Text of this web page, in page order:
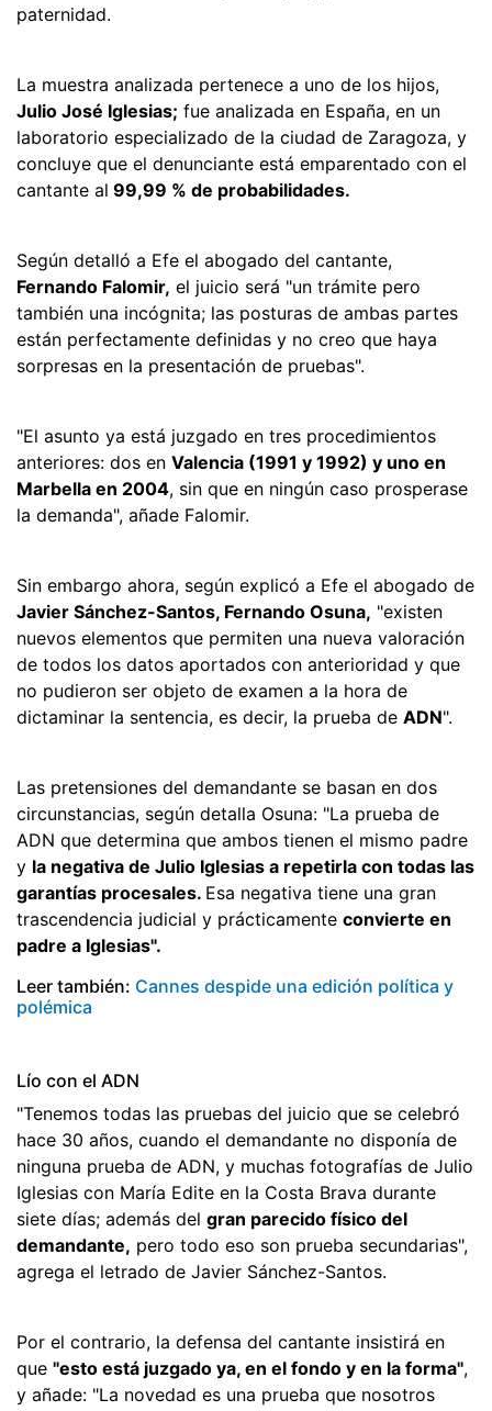
paternidad.
La muestra analizada pertenece a uno de los hijos,
Julio José Iglesias; fue analizada en España, en un
laboratorio especializado de la ciudad de Zaragoza, y
concluye que el denunciante está emparentado con el
cantante al 99,99 % de probabilidades.
Según detalló a Efe el abogado del cantante,
Fernando Falomir, el juicio será "un trámite pero
también una incógnita; las posturas de ambas partes
están perfectamente definidas y no creo que haya
sorpresas en la presentación de pruebas".
"El asunto ya está juzgado en tres procedimientos
anteriores: dos en Valencia (1991 y 1992) y uno en
Marbella en 2004, sin que en ningún caso prosperase
la demanda", añade Falomir.
Sin embargo ahora, según explicó a Efe el abogado de
Javier Sánchez-Santos, Fernando Osuna, "existen
nuevos elementos que permiten una nueva valoración
de todos los datos aportados con anterioridad y que
no pudieron ser objeto de examen a la hora de
dictaminar la sentencia, es decir, la prueba de ADN".
Las pretensiones del demandante se basan en dos
circunstancias, según detalla Osuna: "La prueba de
ADN que determina que ambos tienen el mismo padre
y la negativa de Julio Iglesias a repetirla con todas las
garantías procesales. Esa negativa tiene una gran
trascendencia judicial y prácticamente convierte en
padre a Iglesias".
Leer también: Cannes despide una edición política y
polémica
Lío con el ADN
"Tenemos todas las pruebas del juicio que se celebró
hace 30 años, cuando el demandante no disponía de
ninguna prueba de ADN, y muchas fotografías de Julio
Iglesias con María Edite en la Costa Brava durante
siete días; además del gran parecido físico del
demandante, pero todo eso son prueba secundarias",
agrega el letrado de Javier Sánchez-Santos.
Por el contrario, la defensa del cantante insistirá en
que "esto está juzgado ya, en el fondo y en la forma",
y añade: "La novedad es una prueba que nosotros